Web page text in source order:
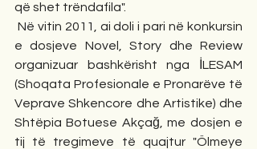
që shet trëndafila".
Në vitin 2011, ai doli i pari në konkursin
e dosjeve Novel, Story dhe Review
organizuar bashkërisht nga İLESAM
(Shoqata Profesionale e Pronarëve të
Veprave Shkencore dhe Artistike) dhe
Shtëpia Botuese Akçağ, me dosjen e
tij të tregimeve të quajtur "Ölmeye